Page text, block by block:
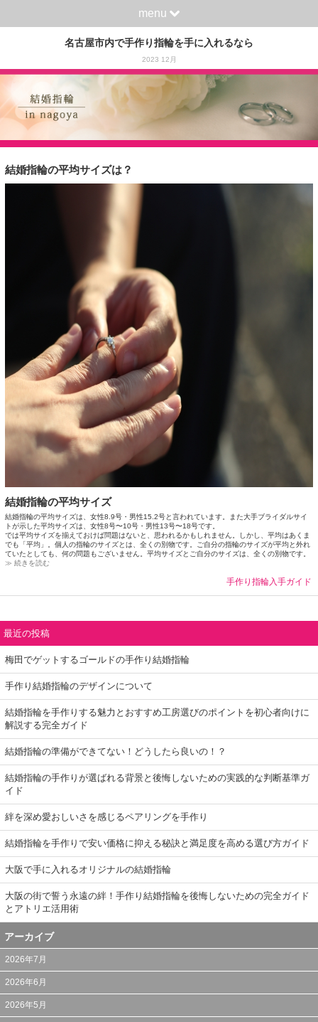
menu
名古屋市内で手作り指輪を手に入れるなら
2023 12月
結婚指輪の平均サイズは？
結婚指輪の平均サイズ
結婚指輪の平均サイズは、女性8.9号・男性15.2号と言われています。また大手ブライダルサイ
トが示した平均サイズは、女性8号〜10号・男性13号〜18号です。
では平均サイズを揃えておけば問題はないと、思われるかもしれません。しかし、平均はあくま
でも「平均」。個人の指輪のサイズとは、全くの別物です。ご自分の指輪のサイズが平均と外れ
ていたとしても、何の問題もございません。平均サイズとご自分のサイズは、全くの別物です。
≫ 続きを読む
手作り指輪入手ガイド
最近の投稿
梅田でゲットするゴールドの手作り結婚指輪
手作り結婚指輪のデザインについて
結婚指輪を手作りする魅力とおすすめ工房選びのポイントを初心者向けに
解説する完全ガイド
結婚指輪の準備ができてない！どうしたら良いの！？
結婚指輪の手作りが選ばれる背景と後悔しないための実践的な判断基準ガ
イド
絆を深め愛おしいさを感じるペアリングを手作り
結婚指輪を手作りで安い価格に抑える秘訣と満足度を高める選び方ガイド
大阪で手に入れるオリジナルの結婚指輪
大阪の街で誓う永遠の絆！手作り結婚指輪を後悔しないための完全ガイド
とアトリエ活用術
アーカイブ
2026年7月
2026年6月
2026年5月